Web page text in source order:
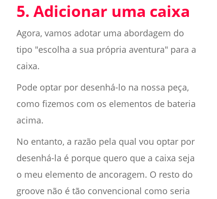
5. Adicionar uma caixa
Agora, vamos adotar uma abordagem do
tipo "escolha a sua própria aventura" para a
caixa.
Pode optar por desenhá-lo na nossa peça,
como fizemos com os elementos de bateria
acima.
No entanto, a razão pela qual vou optar por
desenhá-la é porque quero que a caixa seja
o meu elemento de ancoragem. O resto do
groove não é tão convencional como seria